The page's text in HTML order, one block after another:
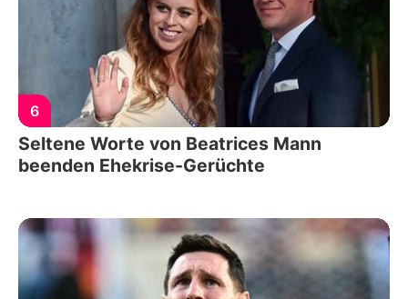
6
Seltene Worte von Beatrices Mann
beenden Ehekrise-Gerüchte